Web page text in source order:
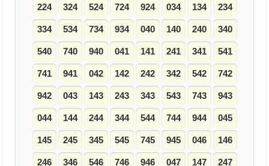
224 324 524 724 924 034 134 234
334 534 734 934 040 140 240 340
540 740 940 041 141 241 341 541
741 941 042 142 242 342 542 742
942 043 143 243 343 543 743 943
044 144 244 344 544 744 944 045
145 245 345 545 745 945 046 146
246 346 546 746 946 047 147 247